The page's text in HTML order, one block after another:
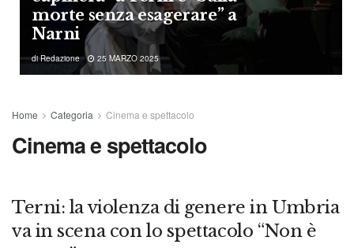
morte senza esagerare” a
Narni
di Redazione 25 MARZO 2025
Home Categoria Cinema e spettacolo
Cinema e spettacolo
Terni: la violenza di genere in Umbria
va in scena con lo spettacolo “Non è